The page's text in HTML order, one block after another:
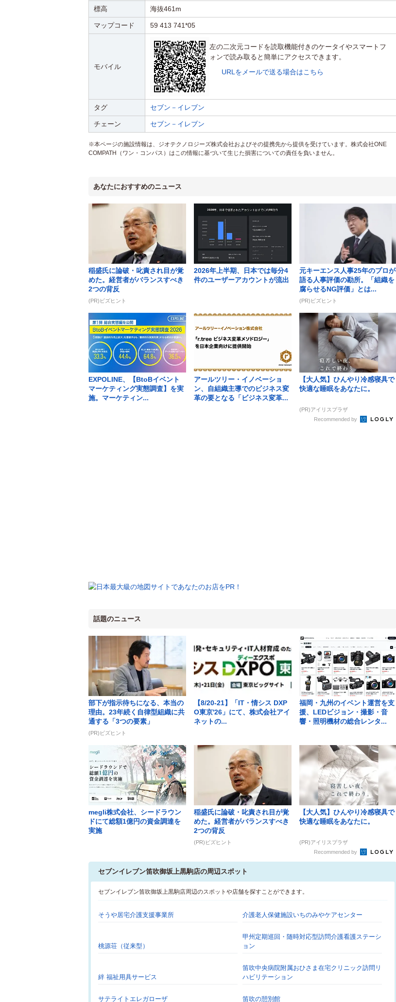
標高 海抜461m
マップコード 59 413 741*05
モバイル
左の二次元コードを読取機能付きのケータイやスマートフ
ォンで読み取ると簡単にアクセスできます。
URLをメールで送る場合はこちら
タグ セブン－イレブン
チェーン セブン－イレブン
※本ページの施設情報は、ジオテクノロジーズ株式会社およびその提携先から提供を受けています。株式会社ONE
COMPATH（ワン・コンパス）はこの情報に基づいて生じた損害についての責任を負いません。
あなたにおすすめのニュース
稲盛氏に論破・叱責され目が覚
めた。経営者がバランスすべき
2つの背反
(PR)ビズヒント
2026年上半期、日本では毎分4
件のユーザーアカウントが流出
元キーエンス人事25年のプロが
語る人事評価の勘所。「組織を
腐らせるNG評価」とは...
(PR)ビズヒント
EXPOLINE、【BtoBイベント
マーケティング実態調査】を実
施。マーケティン...
アールツリー・イノベーショ
ン、自組織主導でのビジネス変
革の要となる「ビジネス変革...
【大人気】ひんやり冷感寝具で
快適な睡眠をあなたに。
(PR)アイリスプラザ
Recommended by
話題のニュース
部下が指示待ちになる、本当の
理由。23年続く自律型組織に共
通する「3つの要素」
(PR)ビズヒント
【8/20-21】「IT・情シス DXP
O東京'26」にて、株式会社アイ
ネットの...
福岡・九州のイベント運営を支
援、LEDビジョン・撮影・音
響・照明機材の総合レンタ...
megli株式会社、シードラウン
ドにて総額1億円の資金調達を
実施
稲盛氏に論破・叱責され目が覚
めた。経営者がバランスすべき
2つの背反
(PR)ビズヒント
【大人気】ひんやり冷感寝具で
快適な睡眠をあなたに。
(PR)アイリスプラザ
Recommended by
セブンイレブン笛吹御坂上黒駒店の周辺スポット
セブンイレブン笛吹御坂上黒駒店周辺のスポットや店舗を探すことができます。
そうや居宅介護支援事業所 介護老人保健施設いちのみやケアセンター
桃源荘（従来型）
甲州定期巡回・随時対応型訪問介護看護ステーシ
ョン
絆 福祉用具サービス
笛吹中央病院附属おひさま在宅クリニック訪問リ
ハビリテーション
サテライトエレガローザ 笛吹の憩別館